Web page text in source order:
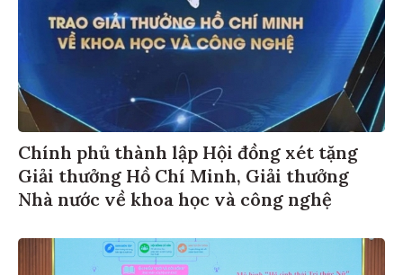
Chính phủ thành lập Hội đồng xét tặng
Giải thưởng Hồ Chí Minh, Giải thưởng
Nhà nước về khoa học và công nghệ